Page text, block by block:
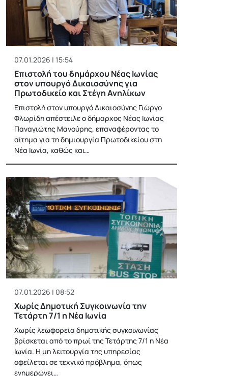
07.01.2026 | 15:54
Επιστολή του δημάρχου Νέας Ιωνίας
στον υπουργό Δικαιοσύνης για
Πρωτοδικείο και Στέγη Ανηλίκων
Επιστολή στον υπουργό Δικαιοσύνης Γιώργο
Φλωρίδη απέστειλε ο δήμαρχος Νέας Ιωνίας
Παναγιώτης Μανούρης, επαναφέροντας το
αίτημα για τη δημιουργία Πρωτοδικείου στη
Νέα Ιωνία, καθώς και…
07.01.2026 | 08:52
Χωρίς Δημοτική Συγκοινωνία την
Τετάρτη 7/1 η Νέα Ιωνία
Χωρίς λεωφορεία δημοτικής συγκοινωνίας
βρίσκεται από το πρωί της Τετάρτης 7/1 η Νέα
Ιωνία. Η μη λειτουργία της υπηρεσίας
οφείλεται σε τεχνικό πρόβλημα, όπως
ενημερώνει…